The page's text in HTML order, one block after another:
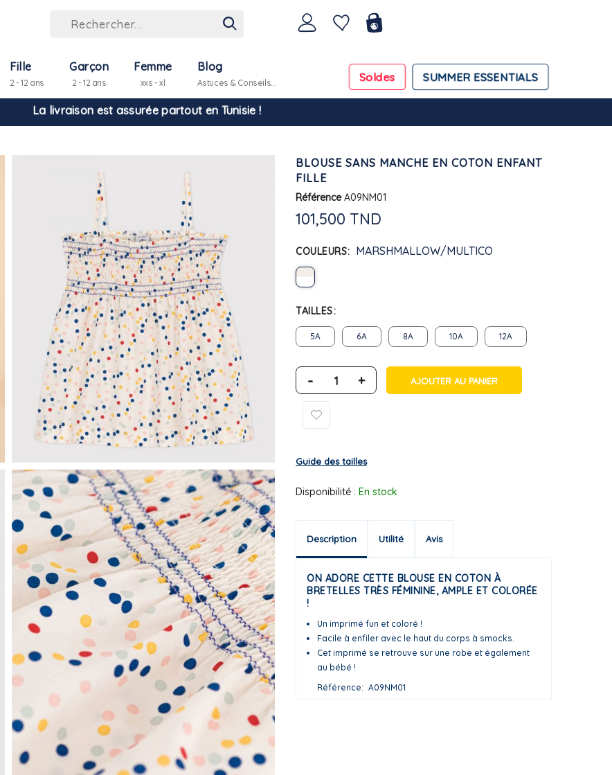
Fille
2 - 12 ans
Garçon
2 - 12 ans
Femme
xxs - xl SUMMER ESSENTIALS
Soldes
Blog
Astuces & Conseils...
Hello ! Bon shopping Petit Bateau family !
La livraison est assurée partout en Tunisie !
-10% pour tout paiement par carte bancaire (hors promo)
BLOUSE SANS MANCHE EN COTON ENFANT
FILLE
Référence A09NM01
101,500 TND
COULEURS MARSHMALLOW/MULTICO
TAILLES
5A 6A 8A 10A 12A
- + AJOUTER AU PANIER
Guide des tailles
Disponibilité : En stock
Description Utilité Avis
ON ADORE CETTE BLOUSE EN COTON À
BRETELLES TRÈS FÉMININE, AMPLE ET COLORÉE
!
Un imprimé fun et coloré !
Facile à enfiler avec le haut du corps à smocks.
Cet imprimé se retrouve sur une robe et également
au bébé !
Référence
A09NM01